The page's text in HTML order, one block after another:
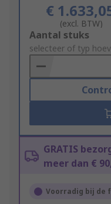
€
(excl. BTW)
Add
to
Basket
Aantal stuks
selecteer of typ
GRATIS
meer dan €
Voorradig bij de